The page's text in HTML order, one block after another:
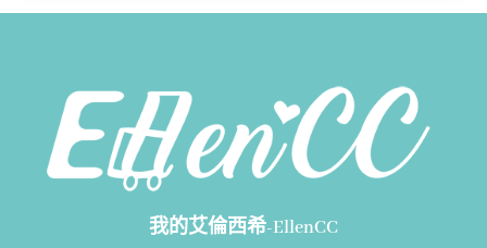
我的艾倫西希-EllenCC